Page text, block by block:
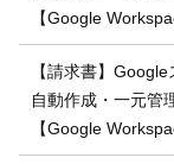
【Google
【請求書】
自動作成・一元管
【Google